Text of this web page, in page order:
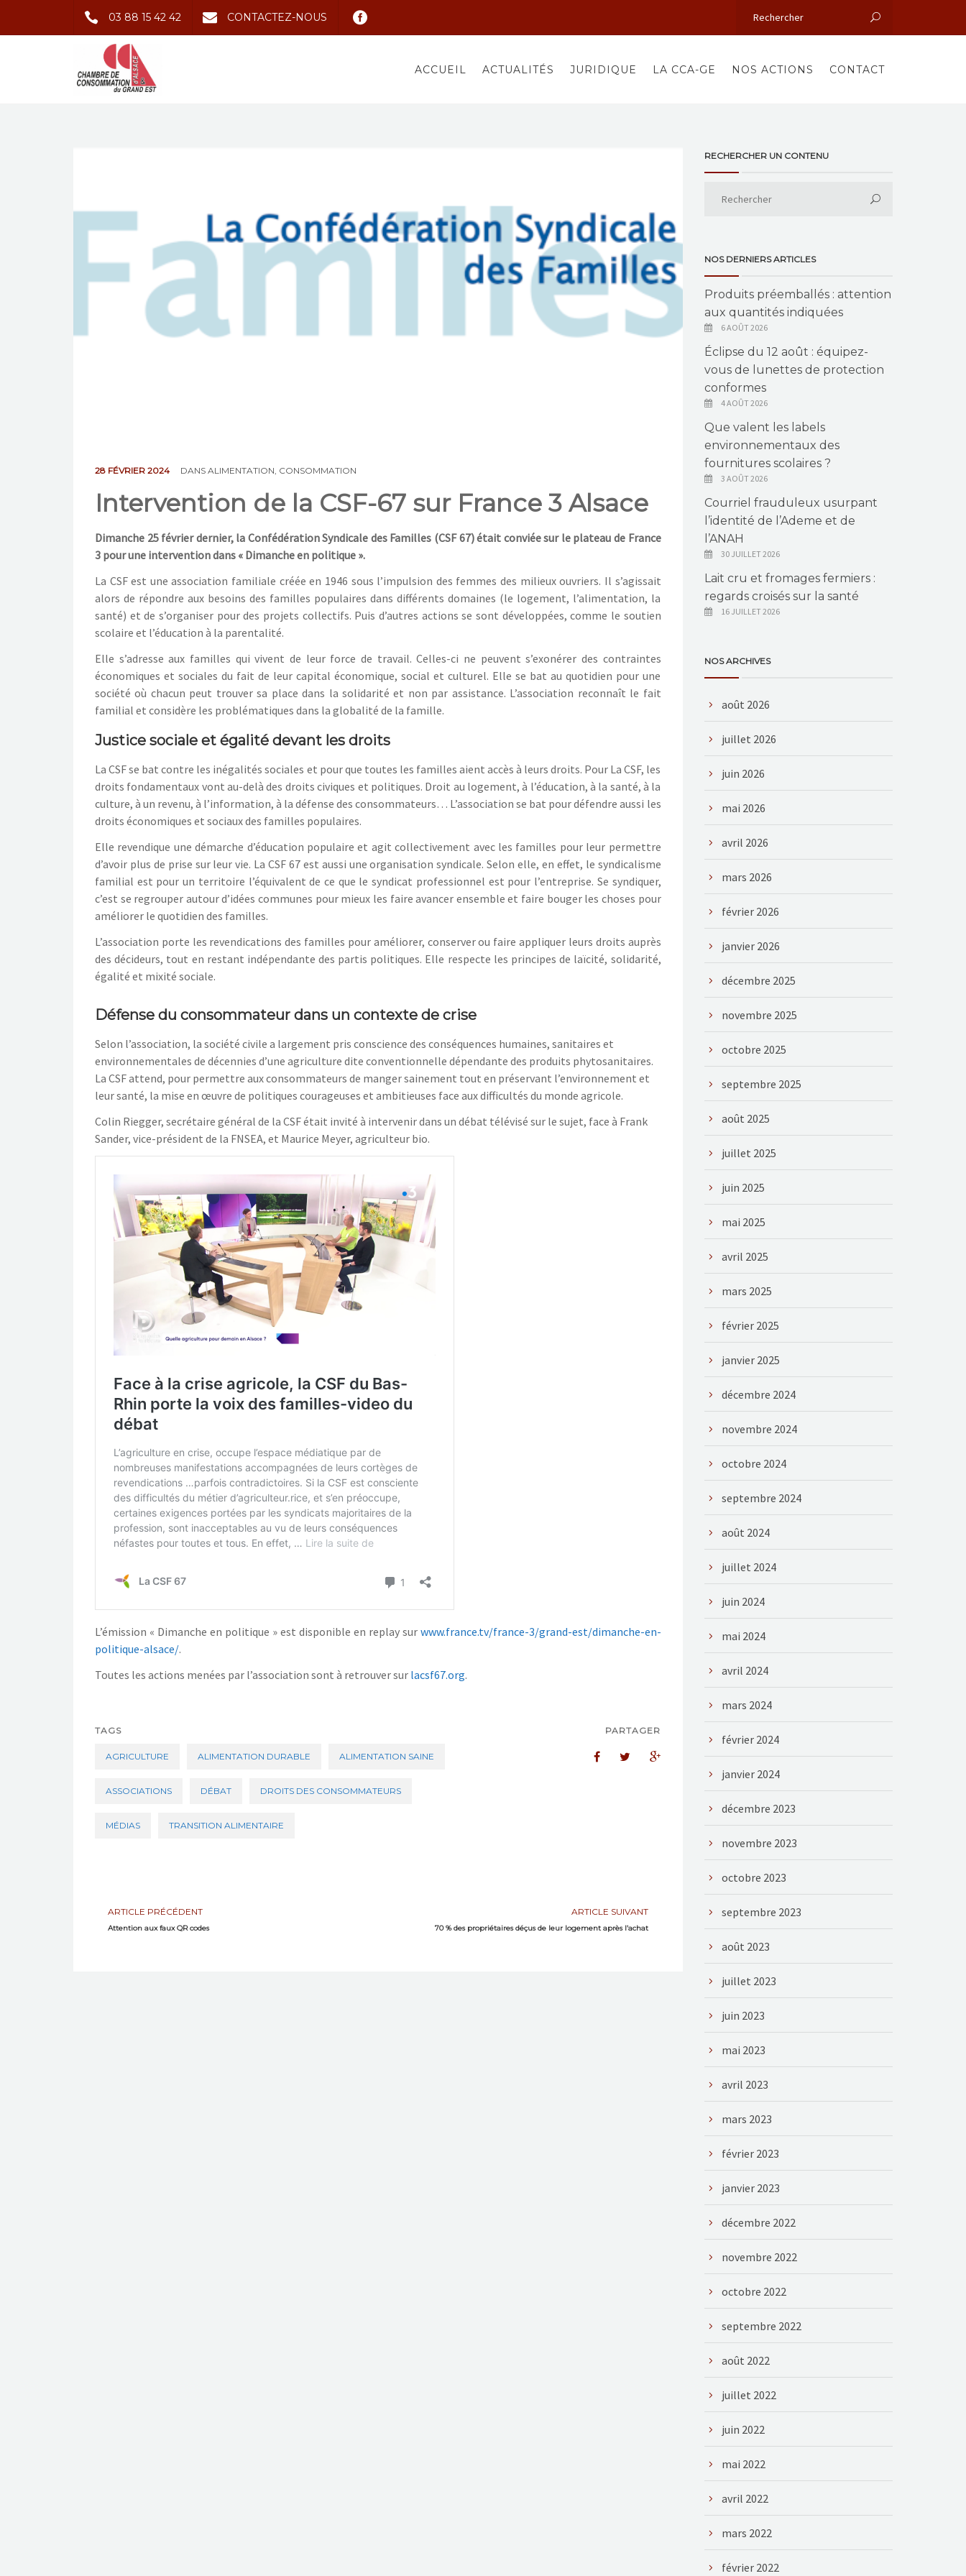
03 88 15 42 42 CONTACTEZ-NOUS
ACCUEIL ACTUALITÉS JURIDIQUE LA CCA-GE NOS ACTIONS CONTACT
28 FÉVRIER 2024 DANS ALIMENTATION CONSOMMATION
Intervention de la CSF-67 sur France 3 Alsace
Dimanche 25 février dernier, la Confédération Syndicale des Familles (CSF 67) était conviée sur le plateau de France
3 pour une intervention dans « Dimanche en politique ».
La CSF est une association familiale créée en 1946 sous l’impulsion des femmes des milieux ouvriers. Il s’agissait
alors de répondre aux besoins des familles populaires dans différents domaines (le logement, l’alimentation, la
santé) et de s’organiser pour des projets collectifs. Puis d’autres actions se sont développées, comme le soutien
scolaire et l’éducation à la parentalité.
Elle s’adresse aux familles qui vivent de leur force de travail. Celles-ci ne peuvent s’exonérer des contraintes
économiques et sociales du fait de leur capital économique, social et culturel. Elle se bat au quotidien pour une
société où chacun peut trouver sa place dans la solidarité et non par assistance. L’association reconnaît le fait
familial et considère les problématiques dans la globalité de la famille.
Justice sociale et égalité devant les droits
La CSF se bat contre les inégalités sociales et pour que toutes les familles aient accès à leurs droits. Pour La CSF, les
droits fondamentaux vont au-delà des droits civiques et politiques. Droit au logement, à l’éducation, à la santé, à la
culture, à un revenu, à l’information, à la défense des consommateurs… L’association se bat pour défendre aussi les
droits économiques et sociaux des familles populaires.
Elle revendique une démarche d’éducation populaire et agit collectivement avec les familles pour leur permettre
d’avoir plus de prise sur leur vie. La CSF 67 est aussi une organisation syndicale. Selon elle, en effet, le syndicalisme
familial est pour un territoire l’équivalent de ce que le syndicat professionnel est pour l’entreprise. Se syndiquer,
c’est se regrouper autour d’idées communes pour mieux les faire avancer ensemble et faire bouger les choses pour
améliorer le quotidien des familles.
L’association porte les revendications des familles pour améliorer, conserver ou faire appliquer leurs droits auprès
des décideurs, tout en restant indépendante des partis politiques. Elle respecte les principes de laïcité, solidarité,
égalité et mixité sociale.
Défense du consommateur dans un contexte de crise
Selon l’association, la société civile a largement pris conscience des conséquences humaines, sanitaires et
environnementales de décennies d’une agriculture dite conventionnelle dépendante des produits phytosanitaires.
La CSF attend, pour permettre aux consommateurs de manger sainement tout en préservant l’environnement et
leur santé, la mise en œuvre de politiques courageuses et ambitieuses face aux difficultés du monde agricole.
Colin Riegger, secrétaire général de la CSF était invité à intervenir dans un débat télévisé sur le sujet, face à Frank
Sander, vice-président de la FNSEA, et Maurice Meyer, agriculteur bio.
L’émission « Dimanche en politique » est disponible en replay sur www.france.tv/france-3/grand-est/dimanche-en-
politique-alsace/.
Toutes les actions menées par l’association sont à retrouver sur lacsf67.org.
TAGS
AGRICULTURE ALIMENTATION DURABLE ALIMENTATION SAINE
ASSOCIATIONS DÉBAT DROITS DES CONSOMMATEURS
MÉDIAS TRANSITION ALIMENTAIRE
PARTAGER
ARTICLE PRÉCÉDENT
Attention aux faux QR codes
ARTICLE SUIVANT
70 % des propriétaires déçus de leur logement après l’achat
RECHERCHER UN CONTENU
NOS DERNIERS ARTICLES
Produits préemballés : attention
aux quantités indiquées
6 AOÛT 2026
Éclipse du 12 août : équipez-
vous de lunettes de protection
conformes
4 AOÛT 2026
Que valent les labels
environnementaux des
fournitures scolaires ?
3 AOÛT 2026
Courriel frauduleux usurpant
l’identité de l’Ademe et de
l’ANAH
30 JUILLET 2026
Lait cru et fromages fermiers :
regards croisés sur la santé
16 JUILLET 2026
NOS ARCHIVES
août 2026
juillet 2026
juin 2026
mai 2026
avril 2026
mars 2026
février 2026
janvier 2026
décembre 2025
novembre 2025
octobre 2025
septembre 2025
août 2025
juillet 2025
juin 2025
mai 2025
avril 2025
mars 2025
février 2025
janvier 2025
décembre 2024
novembre 2024
octobre 2024
septembre 2024
août 2024
juillet 2024
juin 2024
mai 2024
avril 2024
mars 2024
février 2024
janvier 2024
décembre 2023
novembre 2023
octobre 2023
septembre 2023
août 2023
juillet 2023
juin 2023
mai 2023
avril 2023
mars 2023
février 2023
janvier 2023
décembre 2022
novembre 2022
octobre 2022
septembre 2022
août 2022
juillet 2022
juin 2022
mai 2022
avril 2022
mars 2022
février 2022